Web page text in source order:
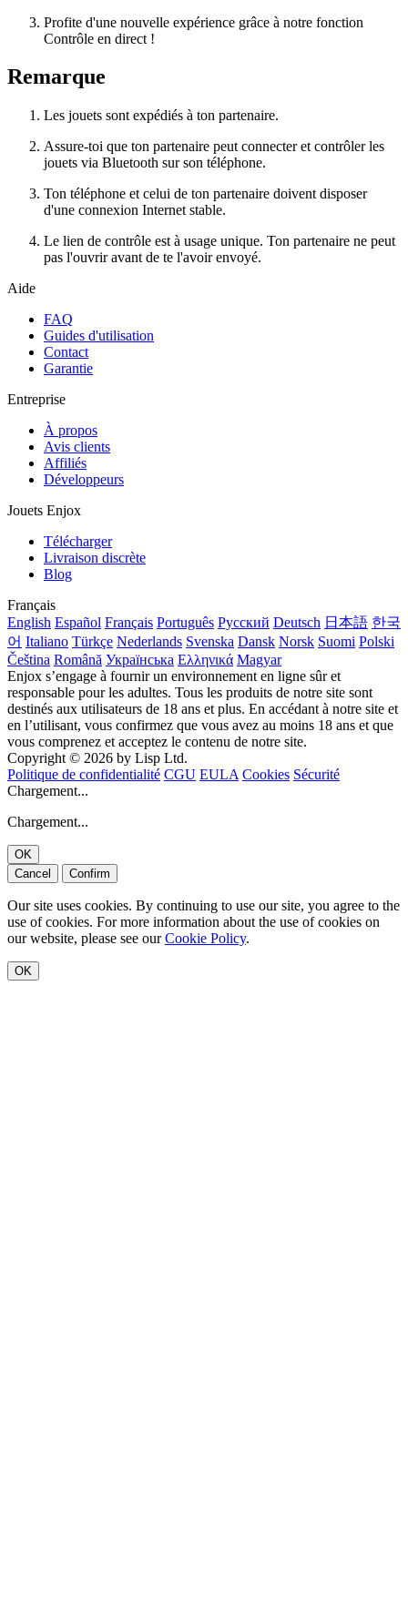
Profite d'une nouvelle expérience grâce à notre fonction
Contrôle en direct !
Remarque
Les jouets sont expédiés à ton partenaire.
Assure-toi que ton partenaire peut connecter et contrôler les
jouets via Bluetooth sur son téléphone.
Ton téléphone et celui de ton partenaire doivent disposer
d'une connexion Internet stable.
Le lien de contrôle est à usage unique. Ton partenaire ne peut
pas l'ouvrir avant de te l'avoir envoyé.
Aide
FAQ
Guides d'utilisation
Contact
Garantie
Entreprise
À propos
Avis clients
Affiliés
Développeurs
Jouets Enjox
Télécharger
Livraison discrète
Blog
Français
English Español Français Português Русский Deutsch 日本語 한국
어 Italiano Türkçe Nederlands Svenska Dansk Norsk Suomi Polski
Čeština Română Українська Ελληνικά Magyar
Enjox s’engage à fournir un environnement en ligne sûr et
responsable pour les adultes. Tous les produits de notre site sont
destinés aux utilisateurs de 18 ans et plus. En accédant à notre site et
en l’utilisant, vous confirmez que vous avez au moins 18 ans et que
vous comprenez et acceptez le contenu de notre site.
Copyright © 2026 by Lisp Ltd.
Politique de confidentialité CGU EULA Cookies Sécurité
Chargement...
Chargement...
OK
Cancel
Confirm
Our site uses cookies. By continuing to use our site, you agree to the
use of cookies. For more information about the use of cookies on
our website, please see ourCookie Policy.
OK